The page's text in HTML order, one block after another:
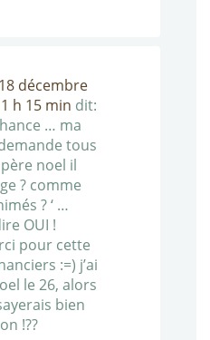
18 décembre
h 15 min dit:
… ma
tous
noel il
? comme
? ‘ …
OUI !
pour cette
:=) j’ai
le 26, alors
bien
!??